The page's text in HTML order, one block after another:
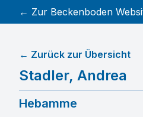
← Zur Beckenboden
Stadler, Andrea
← Zurück zur Übersicht
Hebamme